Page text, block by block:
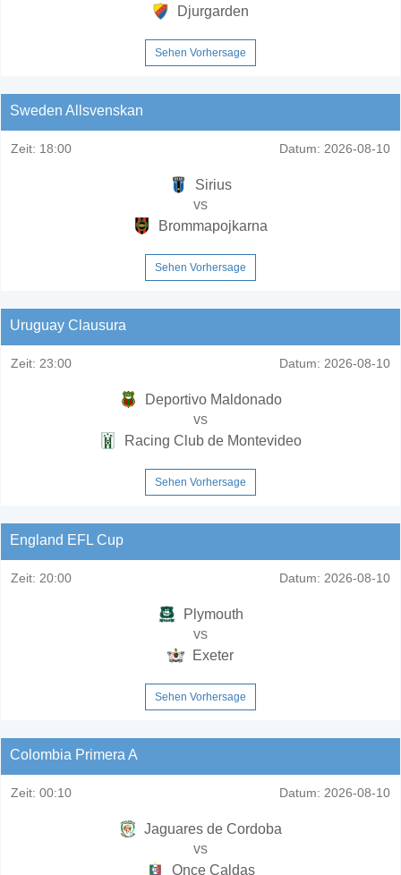
Djurgarden
Sehen Vorhersage
Sweden Allsvenskan
Zeit: 18:00 Datum: 2026-08-10
Sirius
vs
Brommapojkarna
Sehen Vorhersage
Uruguay Clausura
Zeit: 23:00 Datum: 2026-08-10
Deportivo Maldonado
vs
Racing Club de Montevideo
Sehen Vorhersage
England EFL Cup
Zeit: 20:00 Datum: 2026-08-10
Plymouth
vs
Exeter
Sehen Vorhersage
Colombia Primera A
Zeit: 00:10 Datum: 2026-08-10
Jaguares de Cordoba
vs
Once Caldas